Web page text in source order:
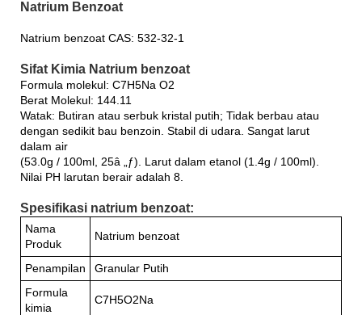
Natrium Benzoat
Natrium benzoat CAS: 532-32-1
Sifat Kimia Natrium benzoat
Formula molekul: C7H5Na O2
Berat Molekul: 144.11
Watak: Butiran atau serbuk kristal putih; Tidak berbau atau
dengan sedikit bau benzoin. Stabil di udara. Sangat larut
dalam air
(53.0g / 100ml, 25â „ƒ). Larut dalam etanol (1.4g / 100ml).
Nilai PH larutan berair adalah 8.
Spesifikasi natrium benzoat:
Nama
Produk
Natrium benzoat
Penampilan
Granular Putih
Formula
kimia
C7H5O2Na